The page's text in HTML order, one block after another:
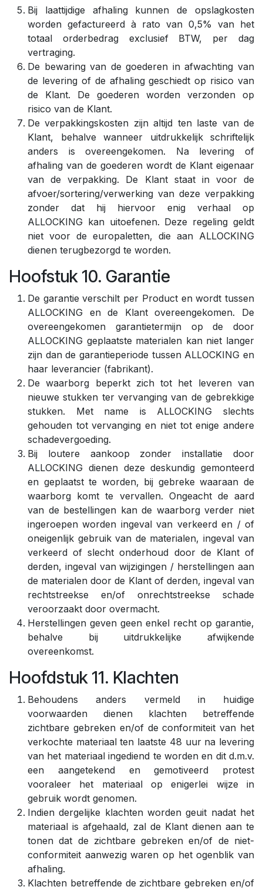
Bij laattijdige afhaling kunnen de opslagkosten
worden gefactureerd à rato van 0,5% van het
totaal orderbedrag exclusief BTW, per dag
vertraging.
De bewaring van de goederen in afwachting van
de levering of de afhaling geschiedt op risico van
de Klant. De goederen worden verzonden op
risico van de Klant.
De verpakkingskosten zijn altijd ten laste van de
Klant, behalve wanneer uitdrukkelijk schriftelijk
anders is overeengekomen. Na levering of
afhaling van de goederen wordt de Klant eigenaar
van de verpakking. De Klant staat in voor de
afvoer/sortering/verwerking van deze verpakking
zonder dat hij hiervoor enig verhaal op
ALLOCKING kan uitoefenen. Deze regeling geldt
niet voor de europaletten, die aan ALLOCKING
dienen terugbezorgd te worden.
Hoofstuk 10. Garantie
De garantie verschilt per Product en wordt tussen
ALLOCKING en de Klant overeengekomen. De
overeengekomen garantietermijn op de door
ALLOCKING geplaatste materialen kan niet langer
zijn dan de garantieperiode tussen ALLOCKING en
haar leverancier (fabrikant).
De waarborg beperkt zich tot het leveren van
nieuwe stukken ter vervanging van de gebrekkige
stukken. Met name is ALLOCKING slechts
gehouden tot vervanging en niet tot enige andere
schadevergoeding.
Bij loutere aankoop zonder installatie door
ALLOCKING dienen deze deskundig gemonteerd
en geplaatst te worden, bij gebreke waaraan de
waarborg komt te vervallen. Ongeacht de aard
van de bestellingen kan de waarborg verder niet
ingeroepen worden ingeval van verkeerd en / of
oneigenlijk gebruik van de materialen, ingeval van
verkeerd of slecht onderhoud door de Klant of
derden, ingeval van wijzigingen / herstellingen aan
de materialen door de Klant of derden, ingeval van
rechtstreekse en/of onrechtstreekse schade
veroorzaakt door overmacht.
Herstellingen geven geen enkel recht op garantie,
behalve bij uitdrukkelijke afwijkende
overeenkomst.
Hoofdstuk 11. Klachten
Behoudens anders vermeld in huidige
voorwaarden dienen klachten betreffende
zichtbare gebreken en/of de conformiteit van het
verkochte materiaal ten laatste 48 uur na levering
van het materiaal ingediend te worden en dit d.m.v.
een aangetekend en gemotiveerd protest
vooraleer het materiaal op enigerlei wijze in
gebruik wordt genomen.
Indien dergelijke klachten worden geuit nadat het
materiaal is afgehaald, zal de Klant dienen aan te
tonen dat de zichtbare gebreken en/of de niet-
conformiteit aanwezig waren op het ogenblik van
afhaling.
Klachten betreffende de zichtbare gebreken en/of